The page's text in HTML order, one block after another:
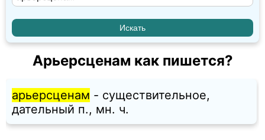
Арьерсценам как пишется?
арьерсценам - существительное,
дательный п., мн. ч.